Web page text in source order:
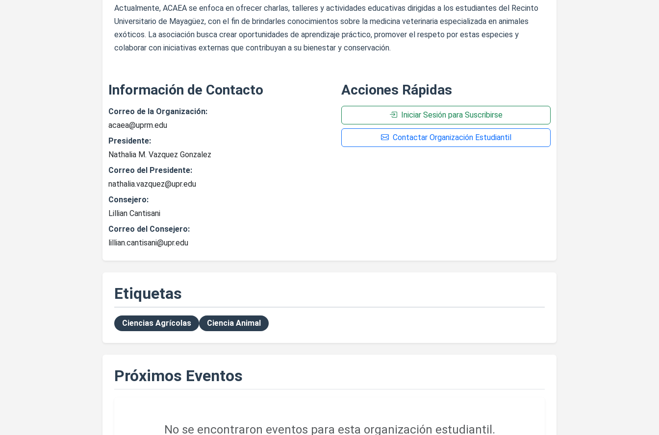
Actualmente, ACAEA se enfoca en ofrecer charlas, talleres y actividades educativas dirigidas a los estudiantes del Recinto
Universitario de Mayagüez, con el fin de brindarles conocimientos sobre la medicina veterinaria especializada en animales
exóticos. La asociación busca crear oportunidades de aprendizaje práctico, promover el respeto por estas especies y
colaborar con iniciativas externas que contribuyan a su bienestar y conservación.
Información de Contacto
Correo de la Organización:
acaea@uprm.edu
Presidente:
Nathalia M. Vazquez Gonzalez
Correo del Presidente:
nathalia.vazquez@upr.edu
Consejero:
Lillian Cantisani
Correo del Consejero:
lillian.cantisani@upr.edu
Acciones Rápidas
Iniciar Sesión para Suscribirse
Contactar Organización Estudiantil
Etiquetas
Ciencias Agrícolas Ciencia Animal
Próximos Eventos
No se encontraron eventos para esta organización estudiantil.